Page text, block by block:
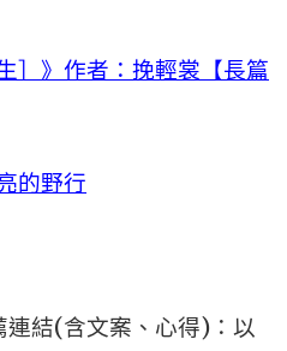
］》作者：挽輕裳【長篇
的野行
結(含文案、心得)：以